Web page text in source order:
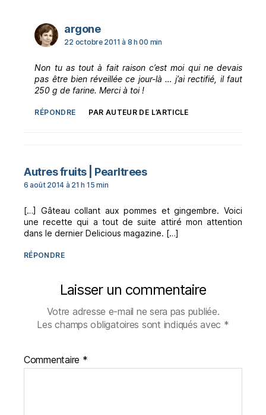
argonedit :
22 octobre 2011 à 8 h 00 min
Non tu as tout à fait raison c’est moi qui ne devais
pas être bien réveillée ce jour-là … j’ai rectifié, il faut
250 g de farine. Merci à toi !
RÉPONDRE PAR AUTEUR DE L’ARTICLE
Autres fruits | Pearltreesdit :
6 août 2014 à 21 h 15 min
[…] Gâteau collant aux pommes et gingembre. Voici
une recette qui a tout de suite attiré mon attention
dans le dernier Delicious magazine. […]
RÉPONDRE
Laisser un commentaire
Votre adresse e-mail ne sera pas publiée.
Les champs obligatoires sont indiqués avec *
Commentaire *